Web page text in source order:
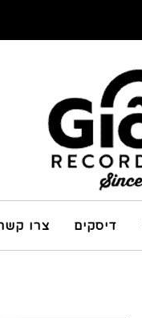
דיסקים צרו